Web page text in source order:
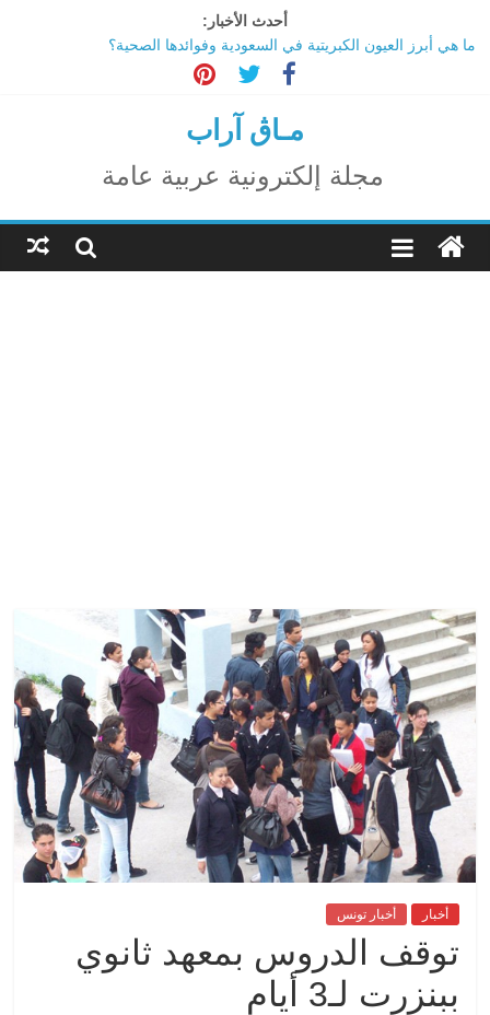
أحدث الأخبار:
ترامب: تقدم deepSeek الصينية في الذكاء الاصطناعي جرس إنذار
لأمريكا
ما هي أبرز العيون الكبريتية في السعودية وفوائدها الصحية؟
الاحتفال بالمولد النبوي الشريف
اكتشاف مدينة ضخمة تحت أهرامات الجيزة.. حقيقة أم خيال؟
مـاڨ آراب
مجلة إلكترونية عربية عامة
أخبار أخبار تونس
توقف الدروس بمعهد ثانوي
ببنزرت لـ3 أيام